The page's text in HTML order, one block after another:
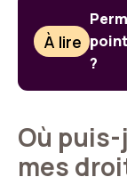
À lire
?
Où
mes